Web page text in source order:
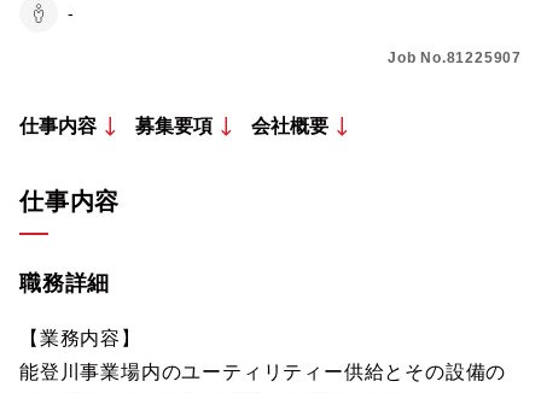
-
Job No.81225907
仕事内容 募集要項 会社概要
仕事内容
職務詳細
【業務内容】
能登川事業場内のユーティリティー供給とその設備の